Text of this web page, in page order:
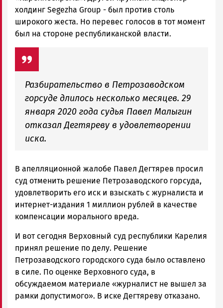
холдинг Segezha Group - был против столь
широкого жеста. Но перевес голосов в тот момент
был на стороне республиканской власти.
Разбирательство в Петрозаводском
горсуде длилось несколько месяцев. 29
января 2020 года судья Павел Малыгин
отказал Дегтяреву в удовлетворении
иска.
В апелляционной жалобе Павел Дегтярев просил
суд отменить решение Петрозаводского горсуда,
удовлетворить его иск и взыскать с журналиста и
интернет-издания 1 миллион рублей в качестве
компенсации морального вреда.
И вот сегодня Верховный суд республики Карелия
принял решение по делу. Решение
Петрозаводского городского суда было оставлено
в силе. По оценке Верховного суда, в
обсуждаемом материале «журналист не вышел за
рамки допустимого». В иске Дегтяреву отказано.